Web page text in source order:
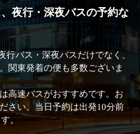
夜行・深夜バスの予約な
行バス・深夜バスだけでなく、
関東発着の便も多数ございま
高速バスがおすすめです。お
さい。当日予約は出発10分前
。